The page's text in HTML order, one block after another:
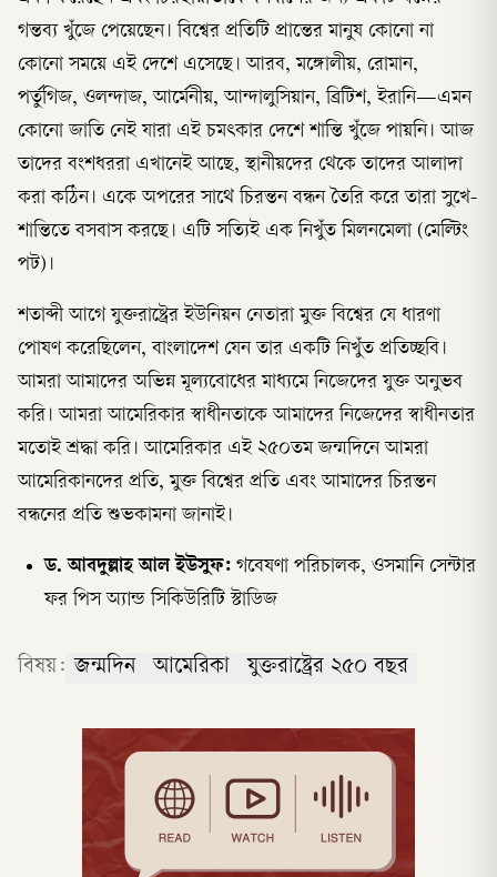
গন্তব্য খুঁজে পেয়েছেন। বিশ্বের প্রতিটি প্রান্তের মানুষ কোনো না
কোনো সময়ে এই দেশে এসেছে। আরব, মঙ্গোলীয়, রোমান,
পর্তুগিজ, ওলন্দাজ, আর্মেনীয়, আন্দালুসিয়ান, ব্রিটিশ, ইরানি—এমন
কোনো জাতি নেই যারা এই চমৎকার দেশে শান্তি খুঁজে পায়নি। আজ
তাদের বংশধররা এখানেই আছে, স্থানীয়দের থেকে তাদের আলাদা
করা কঠিন। একে অপরের সাথে চিরন্তন বন্ধন তৈরি করে তারা সুখে-
শান্তিতে বসবাস করছে। এটি সত্যিই এক নিখুঁত মিলনমেলা (মেল্টিং
পট)।
শতাব্দী আগে যুক্তরাষ্ট্রের ইউনিয়ন নেতারা মুক্ত বিশ্বের যে ধারণা
পোষণ করেছিলেন, বাংলাদেশ যেন তার একটি নিখুঁত প্রতিচ্ছবি।
আমরা আমাদের অভিন্ন মূল্যবোধের মাধ্যমে নিজেদের যুক্ত অনুভব
করি। আমরা আমেরিকার স্বাধীনতাকে আমাদের নিজেদের স্বাধীনতার
মতোই শ্রদ্ধা করি। আমেরিকার এই ২৫০তম জন্মদিনে আমরা
আমেরিকানদের প্রতি, মুক্ত বিশ্বের প্রতি এবং আমাদের চিরন্তন
বন্ধনের প্রতি শুভকামনা জানাই।
ড. আবদুল্লাহ আল ইউসুফ: গবেষণা পরিচালক, ওসমানি সেন্টার
ফর পিস অ্যান্ড সিকিউরিটি স্টাডিজ
বিষয়: জন্মদিন আমেরিকা যুক্তরাষ্ট্রের ২৫০ বছর